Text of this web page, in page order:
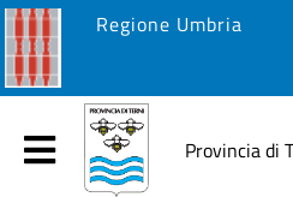
Regione Umbria
Provincia di